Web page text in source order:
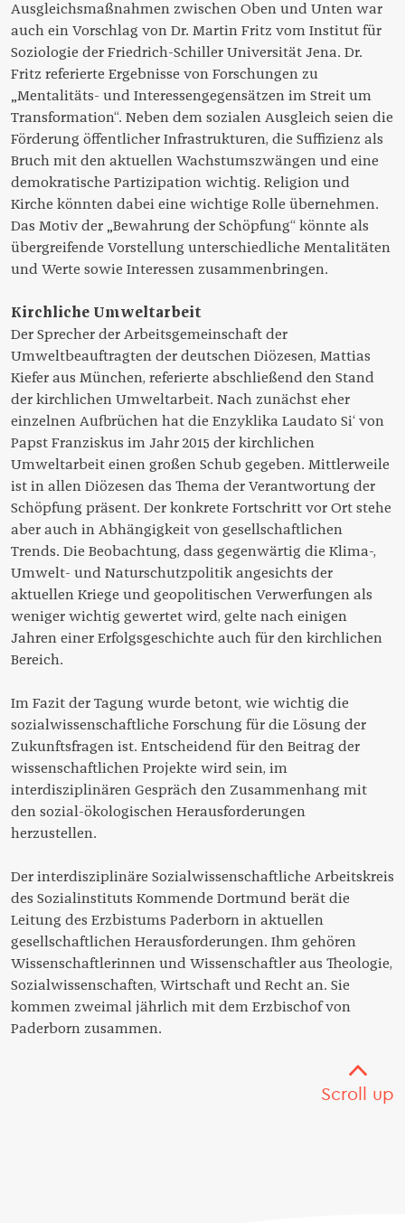
Ausgleichsmaßnahmen zwischen Oben und Unten war
auch ein Vorschlag von Dr. Martin Fritz vom Institut für
Soziologie der Friedrich-Schiller Universität Jena. Dr.
Fritz referierte Ergebnisse von Forschungen zu
„Mentalitäts- und Interessengegensätzen im Streit um
Transformation“. Neben dem sozialen Ausgleich seien die
Förderung öffentlicher Infrastrukturen, die Suffizienz als
Bruch mit den aktuellen Wachstumszwängen und eine
demokratische Partizipation wichtig. Religion und
Kirche könnten dabei eine wichtige Rolle übernehmen.
Das Motiv der „Bewahrung der Schöpfung“ könnte als
übergreifende Vorstellung unterschiedliche Mentalitäten
und Werte sowie Interessen zusammenbringen.
Kirchliche Umweltarbeit
Der Sprecher der Arbeitsgemeinschaft der
Umweltbeauftragten der deutschen Diözesen, Mattias
Kiefer aus München, referierte abschließend den Stand
der kirchlichen Umweltarbeit. Nach zunächst eher
einzelnen Aufbrüchen hat die Enzyklika Laudato Si‘ von
Papst Franziskus im Jahr 2015 der kirchlichen
Umweltarbeit einen großen Schub gegeben. Mittlerweile
ist in allen Diözesen das Thema der Verantwortung der
Schöpfung präsent. Der konkrete Fortschritt vor Ort stehe
aber auch in Abhängigkeit von gesellschaftlichen
Trends. Die Beobachtung, dass gegenwärtig die Klima-,
Umwelt- und Naturschutzpolitik angesichts der
aktuellen Kriege und geopolitischen Verwerfungen als
weniger wichtig gewertet wird, gelte nach einigen
Jahren einer Erfolgsgeschichte auch für den kirchlichen
Bereich.
Im Fazit der Tagung wurde betont, wie wichtig die
sozialwissenschaftliche Forschung für die Lösung der
Zukunftsfragen ist. Entscheidend für den Beitrag der
wissenschaftlichen Projekte wird sein, im
interdisziplinären Gespräch den Zusammenhang mit
den sozial-ökologischen Herausforderungen
herzustellen.
Der interdisziplinäre Sozialwissenschaftliche Arbeitskreis
des Sozialinstituts Kommende Dortmund berät die
Leitung des Erzbistums Paderborn in aktuellen
gesellschaftlichen Herausforderungen. Ihm gehören
Wissenschaftlerinnen und Wissenschaftler aus Theologie,
Sozialwissenschaften, Wirtschaft und Recht an. Sie
kommen zweimal jährlich mit dem Erzbischof von
Paderborn zusammen.
Scroll up